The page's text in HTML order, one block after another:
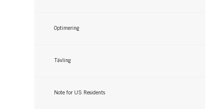
Optimering
Tävling
Note for US Residents